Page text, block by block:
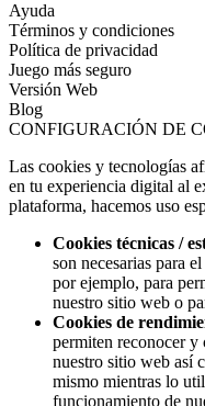
Ayuda
Términos y condiciones
Política de privacidad
Juego más seguro
Versión Web
Blog
CONFIGURACIÓN DE
Las cookies y tecnologías
en tu experiencia digital al
plataforma, hacemos uso
Cookies técnicas /
son necesarias para
por ejemplo, para
nuestro sitio web o
Cookies de
permiten reconocer y
nuestro sitio web así
mismo mientras lo
funcionamiento de